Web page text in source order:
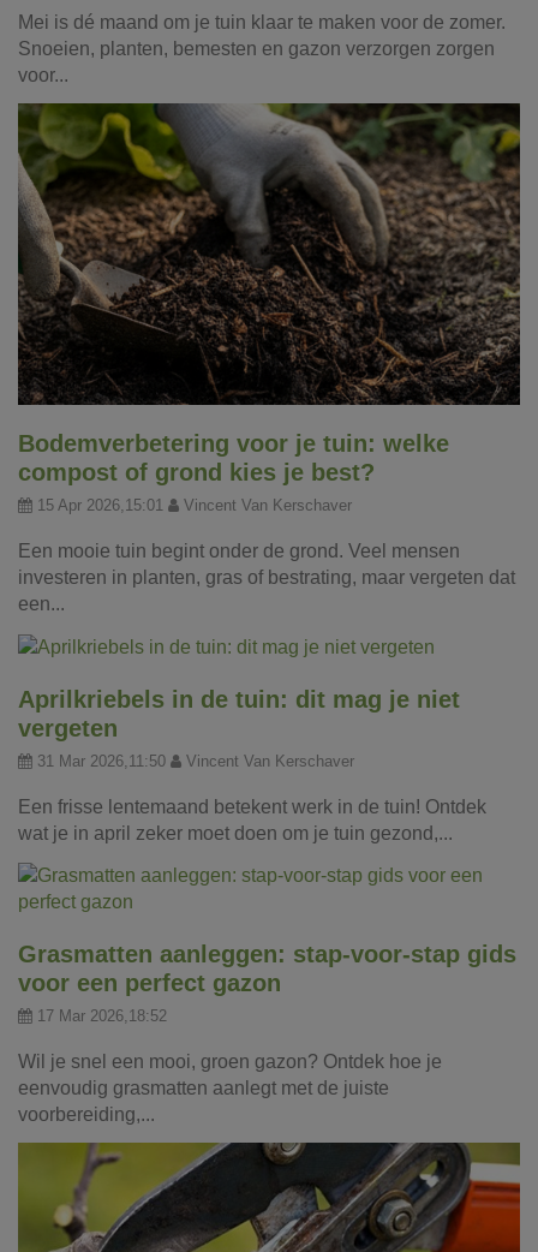
Mei is dé maand om je tuin klaar te maken voor de zomer.
Snoeien, planten, bemesten en gazon verzorgen zorgen
voor...
Bodemverbetering voor je tuin: welke
compost of grond kies je best?
15 Apr 2026,15:01 Vincent Van Kerschaver
Een mooie tuin begint onder de grond. Veel mensen
investeren in planten, gras of bestrating, maar vergeten dat
een...
Aprilkriebels in de tuin: dit mag je niet
vergeten
31 Mar 2026,11:50 Vincent Van Kerschaver
Een frisse lentemaand betekent werk in de tuin! Ontdek
wat je in april zeker moet doen om je tuin gezond,...
Grasmatten aanleggen: stap-voor-stap gids
voor een perfect gazon
17 Mar 2026,18:52
Wil je snel een mooi, groen gazon? Ontdek hoe je
eenvoudig grasmatten aanlegt met de juiste
voorbereiding,...